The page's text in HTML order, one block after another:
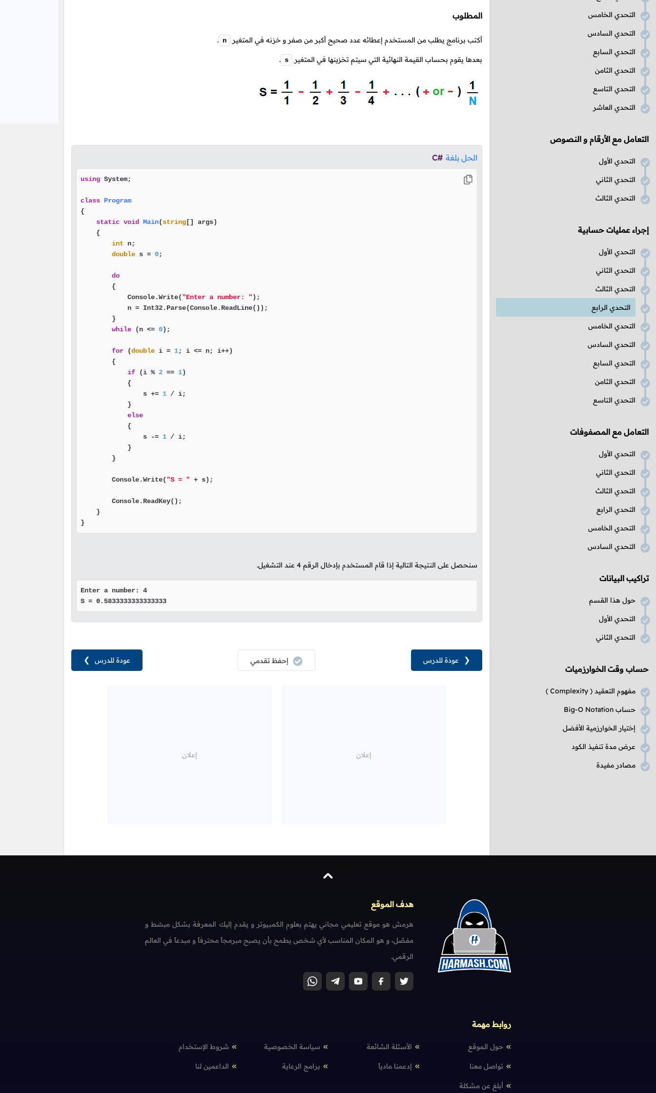
التحدي الخامس
التحدي السادس
التحدي السابع
التحدي الثامن
التحدي التاسع
التحدي العاشر
التعامل مع الأرقام و النصوص
التحدي الأول
التحدي الثاني
التحدي الثالث
إجراء عمليات حسابية
التحدي الأول
التحدي الثاني
التحدي الثالث
التحدي الرابع
التحدي الخامس
التحدي السادس
التحدي السابع
التحدي الثامن
التحدي التاسع
التعامل مع المصفوفات
التحدي الأول
التحدي الثاني
التحدي الثالث
التحدي الرابع
التحدي الخامس
التحدي السادس
تراكيب البيانات
حول هذا القسم
التحدي الأول
التحدي الثاني
حساب وقت الخوارزميات
مفهوم التعقيد ( Complexity
)
حساب Big-O Notation
إختيار الخوارزمية الأفضل
عرض مدة تنفيذ الكود
مصادر مفيدة
المطلوب
أكتب برنامج يطلب من المستخدم إعطائه عدد صحيح أكبر من صفر و خزنه في المتغير n
.
بعدها يقوم بحساب القيمة النهائية التي سيتم تخزينها في المتغير s
.
الحل بلغة C#
using System;
class Program
{
static void Main(string [] args)
    {
int n;
double s = 0;
do
        {
            Console.Write(
"Enter a number: ");
            n = Int32.Parse(Console.ReadLine());
        }
while (n <= 0);
for (double i = 1; i <= n; i++)
        {
if (i % 2 == 1)
            {
                s +=
1 / i;
            }
else
            {
                s -=
1 / i;
            }
        }
        Console.Write(
"S = " + s);
        Console.ReadKey();
    }
}
سنحصل على النتيجة التالية إذا قام المستخدم بإدخال الرقم 4 عند التشغيل.
Enter a number: 4
S = 0.5833333333333333
عودة للدرس ❯ إحفظ تقدمي ❮ عودة للدرس
هدف الموقع
هرمش هو موقع تعليمي مجاني يهتم بعلوم الكمبيوتر و يقدم إليك المعرفة بشكل مبسّط و
مفصّل، و هو المكان المناسب لأي شخص يطمح بأن يصبح مبرمجاً محترفاً و مبدعاً في العالم
الرقمي.
روابط مهمة
حول الموقع الأسئلة الشائعة سياسة الخصوصية شروط الإستخدام
تواصل معنا إدعمنا مادياً برامج الرعاية الداعمين لنا
أبلغ عن مشكلة